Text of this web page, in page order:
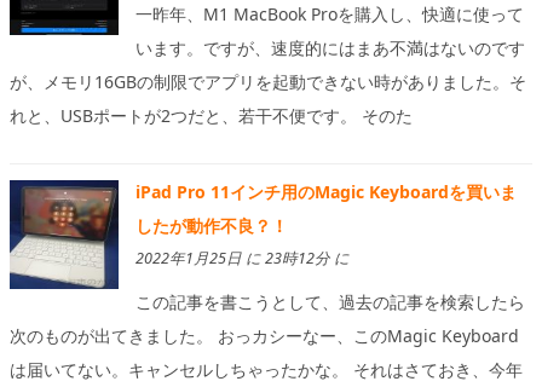
一昨年、M1 MacBook Proを購入し、快適に使って
います。ですが、速度的にはまあ不満はないのです
が、メモリ16GBの制限でアプリを起動できない時がありました。そ
れと、USBポートが2つだと、若干不便です。 そのた
iPad Pro 11インチ用のMagic Keyboardを買いま
したが動作不良？！
2022年1月25日 に 23時12分 に
この記事を書こうとして、過去の記事を検索したら
次のものが出てきました。 おっカシーなー、このMagic Keyboard
は届いてない。キャンセルしちゃったかな。 それはさておき、今年